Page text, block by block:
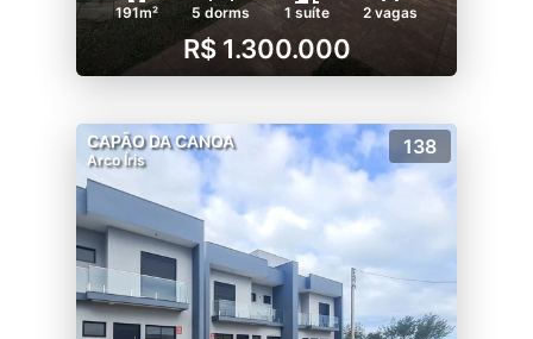
191m² 5 dorms 1 suíte 2 vagas
R$ 1.300.000
CAPÃO DA CANOA
Arco Íris
138